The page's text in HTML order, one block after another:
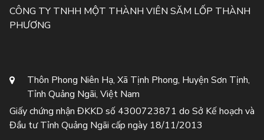
CÔNG TY TNHH MỘT THÀNH VIÊN SĂM LỐP THÀNH
PHƯƠNG
Thôn Phong Niên Hạ, Xã Tịnh Phong, Huyện Sơn Tịnh,
Tỉnh Quảng Ngãi, Việt Nam
Giấy chứng nhận ĐKKD số 4300723871 do Sở Kế hoạch và
Đầu tư Tỉnh Quảng Ngãi cấp ngày 18/11/2013